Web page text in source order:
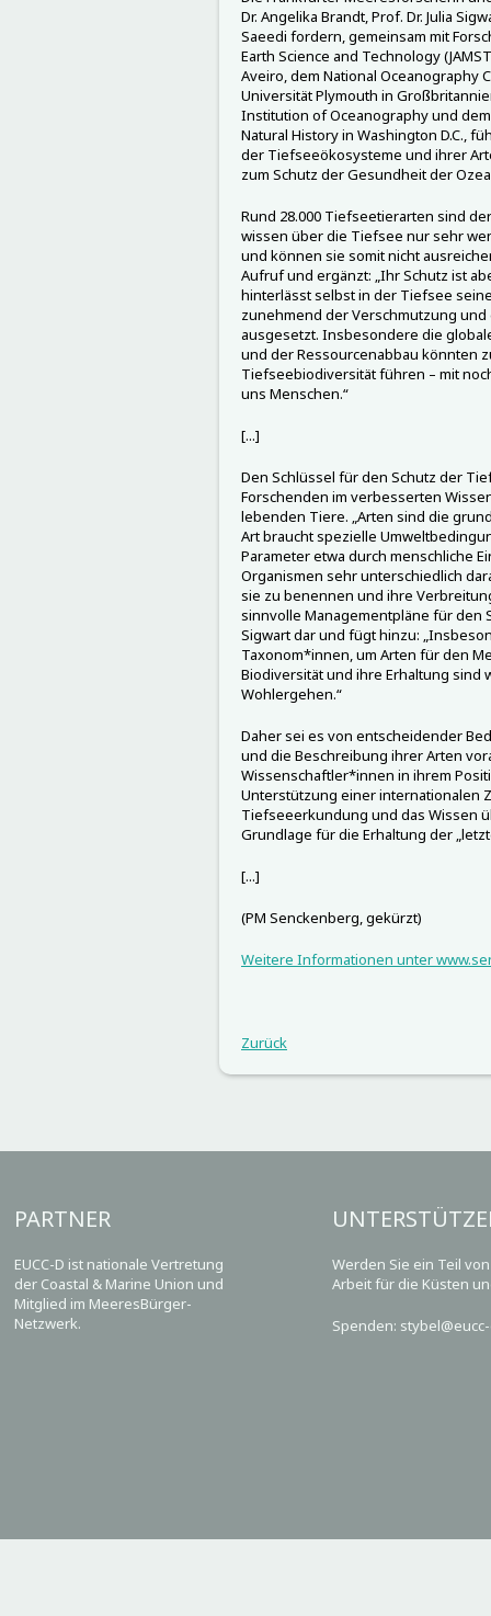
Dr. Angelika Brandt, Prof. Dr. Julia
Saeedi fordern, gemeinsam mit
Earth Science and Technology
Aveiro, dem National Oceanography
Universität Plymouth in
Institution of Oceanography und
Natural History in Washington D.C.,
der Tiefseeökosysteme und ihrer
zum Schutz der Gesundheit der
Rund 28.000 Tiefseetierarten sind
wissen über die Tiefsee nur sehr
und können sie somit nicht
Aufruf und ergänzt: „Ihr Schutz ist
hinterlässt selbst in der Tiefsee
zunehmend der Verschmutzung
ausgesetzt. Insbesondere die
und der Ressourcenabbau könnten
Tiefseebiodiversität führen – mit
uns Menschen.“
[...]
Den Schlüssel für den Schutz der
Forschenden im verbesserten
lebenden Tiere. „Arten sind die
Art braucht spezielle
Parameter etwa durch menschliche
Organismen sehr unterschiedlich
sie zu benennen und ihre
sinnvolle Managementpläne für den
Sigwart dar und fügt hinzu:
Taxonom*innen, um Arten für den
Biodiversität und ihre Erhaltung sind
Wohlergehen.“
Daher sei es von entscheidender
und die Beschreibung ihrer Arten
Wissenschaftler*innen in ihrem
Unterstützung einer internationalen
Tiefseeerkundung und das Wissen
Grundlage für die Erhaltung der
[...]
(PM Senckenberg, gekürzt)
Weitere Informationen unter
Zurück
PARTNER
EUCC-D ist nationale Vertretung
der Coastal & Marine Union und
Mitglied im MeeresBürger-
Netzwerk.
Werden Sie ein Teil
Arbeit für die Küsten
Spenden: